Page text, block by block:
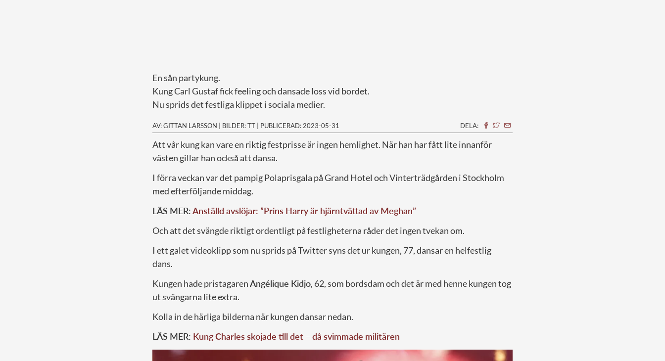
En sån partykung.
Kung Carl Gustaf fick feeling och dansade loss vid bordet.
Nu sprids det festliga klippet i sociala medier.
AV: GITTAN LARSSON | BILDER: TT | PUBLICERAD: 2023-05-31 DELA:
Att vår kung kan vare en riktig festprisse är ingen hemlighet. När han har fått lite innanför
västen gillar han också att dansa.
I förra veckan var det pampig Polaprisgala på Grand Hotel och Vinterträdgården i Stockholm
med efterföljande middag.
LÄS MER:Anställd avslöjar: ”Prins Harry är hjärntvättad av Meghan”
Och att det svängde riktigt ordentligt på festligheterna råder det ingen tvekan om.
I ett galet videoklipp som nu sprids på Twitter syns det ur kungen, 77, dansar en helfestlig
dans.
Kungen hade pristagarenAngélique Kidjo, 62, som bordsdam och det är med henne kungen tog
ut svängarna lite extra.
Kolla in de härliga bilderna när kungen dansar nedan.
LÄS MER: Kung Charles skojade till det – då svimmade militären